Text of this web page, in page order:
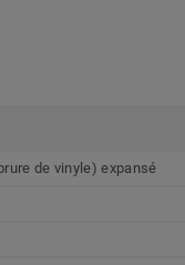
de vinyle) expansé